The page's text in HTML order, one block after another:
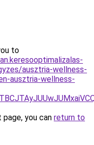
to
ausztria-wellness-
ausztria-wellness-
you can return to